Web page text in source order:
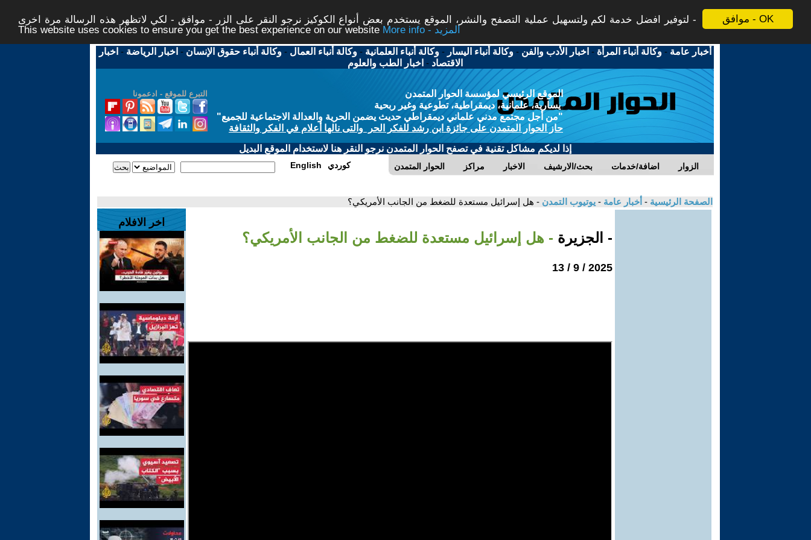
موافق - OK
لتوفير افضل خدمة لكم ولتسهيل عملية التصفح والنشر، الموقع يستخدم بعض أنواع الكوكيز نرجو النقر على الزر - موافق - لكي لاتظهر هذه الرسالة مرة اخرى -
This website uses cookies to ensure you get the best experience on our website
More info - المزيد
أخبار عامة -وكالة أنباء المرأة - اخبار الأدب والفن -وكالة أنباء اليسار -وكالة أنباء العلمانية -وكالة أنباء العمال -وكالة أنباء حقوق الإنسان - اخبار الرياضة - اخبار
الاقتصاد - اخبار الطب والعلوم
التبرع للموقع - ادعمونا
الموقع الرئيسي لمؤسسة الحوار المتمدن
يسارية، علمانية، ديمقراطية، تطوعية وغير ربحية
"من أجل مجتمع مدني علماني ديمقراطي حديث يضمن الحرية والعدالة الاجتماعية للجميع"
حاز الحوار المتمدن على جائزة ابن رشد للفكر الحر والتى نالها أعلام في الفكر والثقافة
إذا لديكم مشاكل تقنية في تصفح الحوار المتمدن نرجو النقر هنا لاستخدام الموقع البديل
الحوار المتمدن مراكز الاخبار بحث/الارشيف اضافة/خدمات الزوار English كوردي
الصفحة الرئيسية - أخبار عامة - يوتيوب التمدن - هل إسرائيل مستعدة للضغط من الجانب الأمريكي؟
- الجزيرة - هل إسرائيل مستعدة للضغط من الجانب الأمريكي؟
2025 / 9 / 13
اخر الافلام